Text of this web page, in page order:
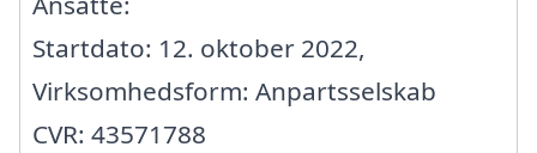
Startdato: 12. oktober 2022,
Virksomhedsform: Anpartsselskab
CVR: 43571788